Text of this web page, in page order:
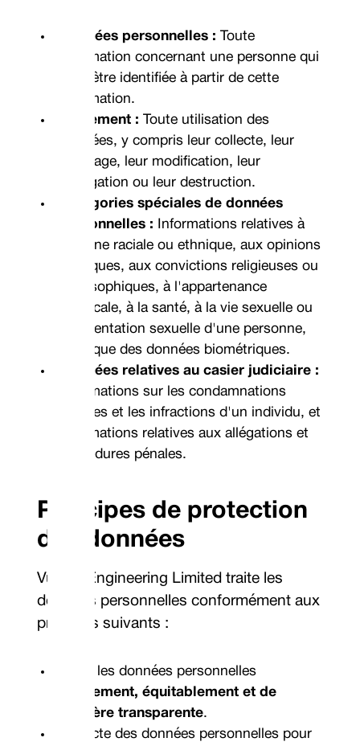
Données personnelles : Toute
information concernant une personne qui
peut être identifiée à partir de cette
information.
Traitement : Toute utilisation des
données, y compris leur collecte, leur
stockage, leur modification, leur
divulgation ou leur destruction.
Catégories spéciales de données
personnelles : Informations relatives à
l'origine raciale ou ethnique, aux opinions
politiques, aux convictions religieuses ou
philosophiques, à l'appartenance
syndicale, à la santé, à la vie sexuelle ou
à l'orientation sexuelle d'une personne,
ainsi que des données biométriques.
Données relatives au casier judiciaire :
Informations sur les condamnations
pénales et les infractions d'un individu, et
informations relatives aux allégations et
procédures pénales.
Principes de protection
des données
Vulcan Engineering Limited traite les
données personnelles conformément aux
principes suivants :
Traite les données personnelles
légalement, équitablement et de
manière transparente.
Collecte des données personnelles pour